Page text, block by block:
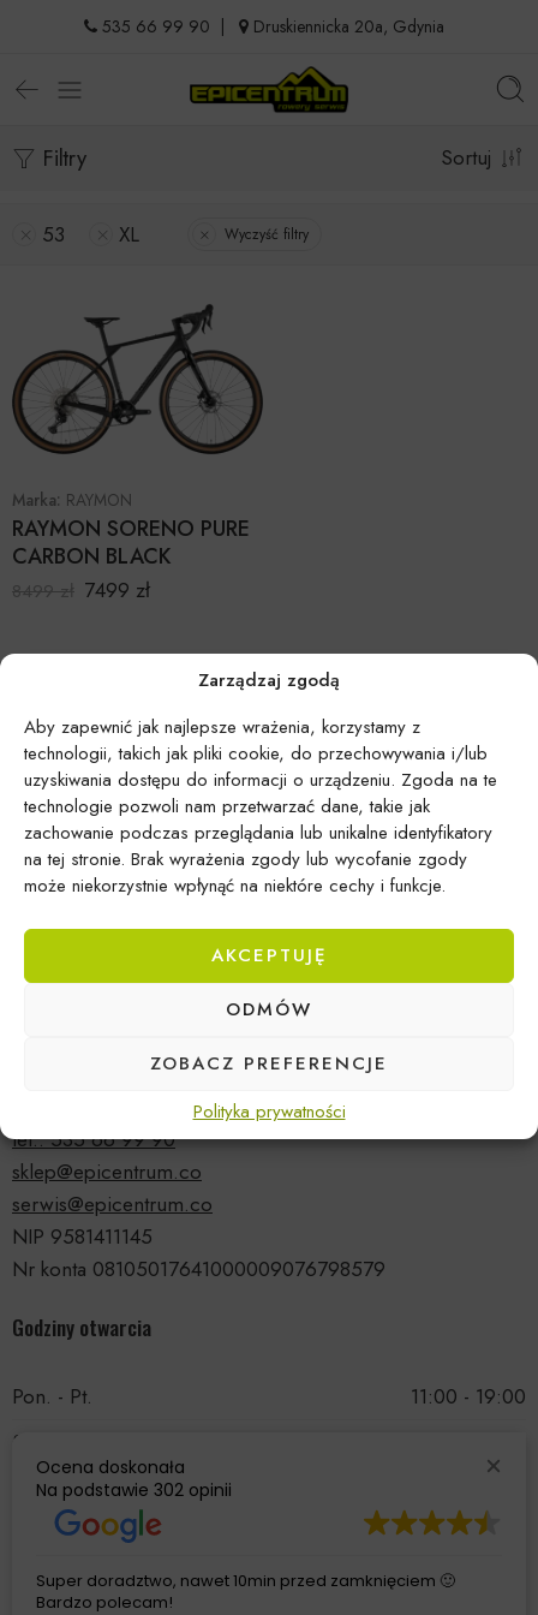
Zarządzaj zgodą
Aby zapewnić jak najlepsze wrażenia, korzystamy z
technologii, takich jak pliki cookie, do przechowywania i/lub
uzyskiwania dostępu do informacji o urządzeniu. Zgoda na te
technologie pozwoli nam przetwarzać dane, takie jak
zachowanie podczas przeglądania lub unikalne identyfikatory
na tej stronie. Brak wyrażenia zgody lub wycofanie zgody
może niekorzystnie wpłynąć na niektóre cechy i funkcje.
AKCEPTUJĘ
ODMÓW
ZOBACZ PREFERENCJE
Polityka prywatności
535 66 99 90 Druskiennicka 20a, Gdynia
Filtry Sortuj
53 XL Wyczyść filtry
Marka: RAYMON
RAYMON SORENO PURE
CARBON BLACK
8499zł 7499 zł
Epicentrum Gdynia Wielki Kack
ul. Druskiennicka 20a
tel.: 535 66 99 90
sklep@epicentrum.co
serwis@epicentrum.co
NIP 9581411145
Nr konta 08105017641000009076798579
Godziny otwarcia
Pon. - Pt.
11:00 - 19:00
Sobota
Niedziela
Ocena doskonała
Na podstawie 302 opinii
Super doradztwo, nawet 10min przed zamknięciem 🙂
Bardzo polecam!